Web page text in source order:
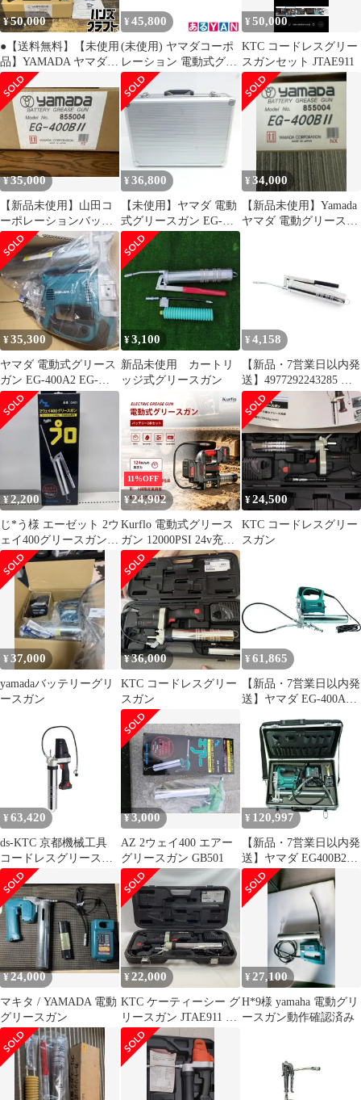
¥50,000
●【送料無料】【未使用
品】YAMADA ヤマダ
855004 EG-400B2 バッ
テリー式グリースガン
バッテリ
(10.8V/4.0Ah)×1・充電
器・付属品有 【ハンズ
クラフト久留米上津BP
店】
¥ 45,800
(未使用) ヤマダコーポ
レーション 電動式グリ
ースガン EG-400B2 充
電式 (充電器・バッテ
リー付き) リチウムイ
オンバッテリー仕様
EG400B2
¥50,000
KTC コードレスグリー
スガンセット JTAE911
¥35,000
【新品未使用】山田コ
ーポレーションバッテ
リーグリースガンEG-
400BⅡ
¥36,800
【未使用】ヤマダ 電動
式グリースガン EG-
400B? (バッテリー・充
電器・ケース付き)
¥34,000
【新品未使用】Yamada
ヤマダ 電動グリースガ
¥35,300
ヤマダ 電動式グリース
ガン EG-400A2 EG-
400A2
¥3,100
新品未使用 カートリ
ッジ式グリースガン
¥ 4,158
【新品・7営業日以内発
送】4977292243285 ハ
ンドグリースガン
4977292243285 藤原産
業 グリスガン 作業工具
【沖縄離島販売不可】
¥2,200
じ*う様 エーゼット 2ウ
ェイ400グリースガン
G401
11%OFF
¥24,902
Kurflo 電動式グリース
ガン 12000PSI 24v充電
式 高圧防爆チューブ コ
ードレス 無段階変速調
節 600CC カートリッジ
(蛇腹タイプ)【バッテ
リー2個】
¥24,500
KTC コードレスグリー
スガン
¥37,000
yamadaバッテリーグリ
ースガン
¥36,000
KTC コードレスグリー
スガン
¥ 61,865
【新品・7営業日以内発
送】ヤマダ EG-400A2
Ｇ－４００Ａ２
EG400A2 ヤマダコーポ
レーション【沖縄離島
販売不可】
¥ 63,420
ds-KTC 京都機械工具
コードレスグリースガ
ン JTAE911 工具 ツール
DIY 作業工具
¥3,000
AZ 2ウェイ400 エアー
グリースガン GB501
¥ 120,997
【新品・7営業日以内発
送】ヤマダ EG400B2C
電動式グリースガン 充
電式／ケース付 EG－
400B－2C【沖縄離島販
売不可】
¥24,000
マキタ / YAMADA 電動
グリースガン
¥22,000
KTC ケーティーシー グ
リースガン JTAE911 充
電器・充電池1個付 コ
ードレス式 18v 2.0Ah
¥ 27,100
H*9様 yamaha 電動グリ
ースガン動作確認済み